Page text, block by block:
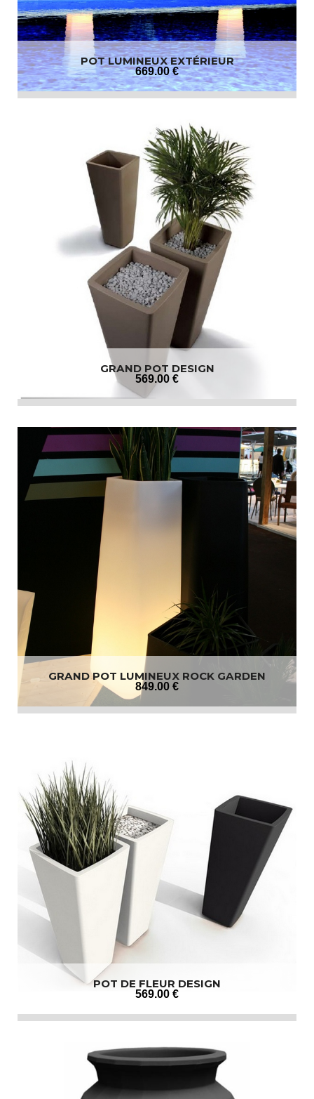
POT LUMINEUX EXTÉRIEUR
669.00 €
GRAND POT DESIGN
569.00 €
GRAND POT LUMINEUX ROCK GARDEN
849.00 €
POT DE FLEUR DESIGN
569.00 €